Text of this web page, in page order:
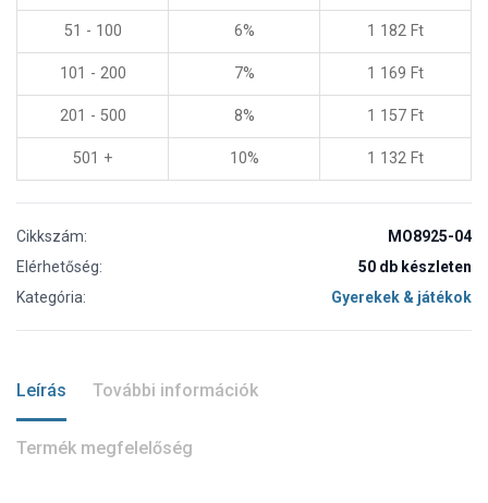
51 - 100 6% 1 182 Ft
101 - 200 7% 1 169 Ft
201 - 500 8% 1 157 Ft
501 + 10% 1 132 Ft
Cikkszám:
MO8925-04
Elérhetőség:
50 db készleten
Kategória:
Gyerekek & játékok
Leírás További információk
Termék megfelelőség